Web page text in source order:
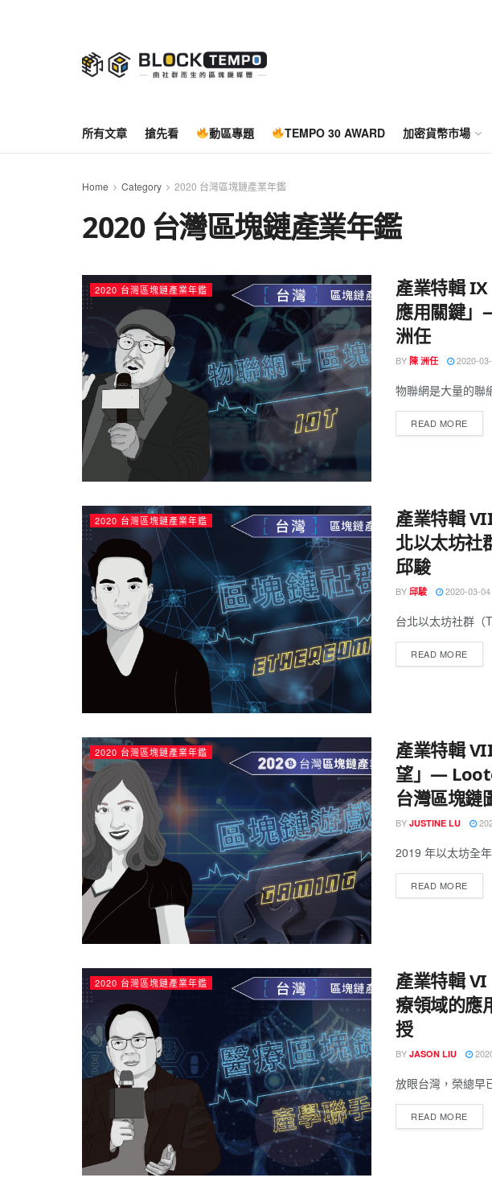
所有文章 搶先看 動區專題 TEMPO 30 AWARD 加密貨幣市場
Home Category 2020 台灣區塊鏈產業年鑑
2020 台灣區塊鏈產業年鑑
2020 台灣區塊鏈產業年鑑
產業特輯
應用關鍵
洲任
BY 陳 洲任 2020-
物聯網是大量的聯
READ MORE
2020 台灣區塊鏈產業年鑑
產業特輯
北以太坊社
邱駿
BY 邱駿 2020-03-04
台北以太坊社群（
READ MORE
2020 台灣區塊鏈產業年鑑
產業特輯
望」—
台灣區塊鏈
BY JUSTINE LU
2019 年以太坊全
READ MORE
2020 台灣區塊鏈產業年鑑
產業特輯
療領域的應
授
BY JASON LIU
放眼台灣，榮總早
READ MORE